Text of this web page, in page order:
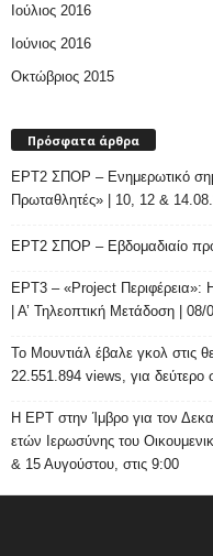
Ιούλιος 2016
Ιούνιος 2016
Οκτώβριος 2015
Πρόσφατα άρθρα
ΕΡΤ2 ΣΠΟΡ – Ενημερωτικό
Πρωταθλητές» | 10, 12 &
ΕΡΤ2 ΣΠΟΡ – Εβδομαδιαίο
ΕΡΤ3 – «Project Περιφέρεια»:
| Α’ Τηλεοπτική Μετάδοση | 08/
Το Μουντιάλ έβαλε γκολ στις
22.551.894 views, για δεύτερο
Η ΕΡΤ στην Ίμβρο για τον
ετών Ιερωσύνης του
& 15 Αυγούστου, στις 9:00